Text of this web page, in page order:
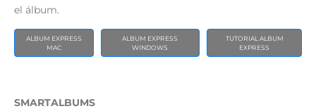
el álbum.
ALBUM EXPRESS
MAC
ALBUM EXPRESS
WINDOWS
TUTORIAL ALBUM
EXPRESS
SMARTALBUMS